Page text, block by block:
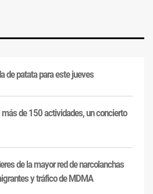
de patata para este jueves
de 150 actividades, un concierto
de la mayor red de narcolanchas
y tráfico de MDMA